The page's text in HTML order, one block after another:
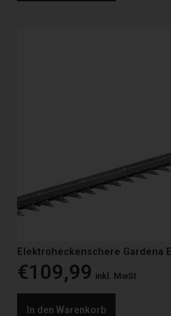
Elektroheckenschere Gardena
€109,99 inkl. MwSt
In den Warenkorb